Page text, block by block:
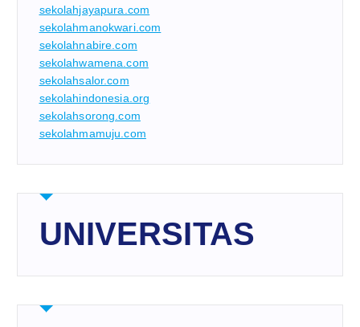
sekolahjayapura.com
sekolahmanokwari.com
sekolahnabire.com
sekolahwamena.com
sekolahsalor.com
sekolahindonesia.org
sekolahsorong.com
sekolahmamuju.com
UNIVERSITAS